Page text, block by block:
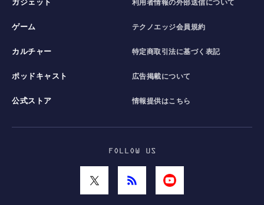
ガジェット
ゲーム
カルチャー
ポッドキャスト
公式ストア
利用者情報の外部送信について
テクノエッジ会員規約
特定商取引法に基づく表記
広告掲載について
情報提供はこちら
FOLLOW US